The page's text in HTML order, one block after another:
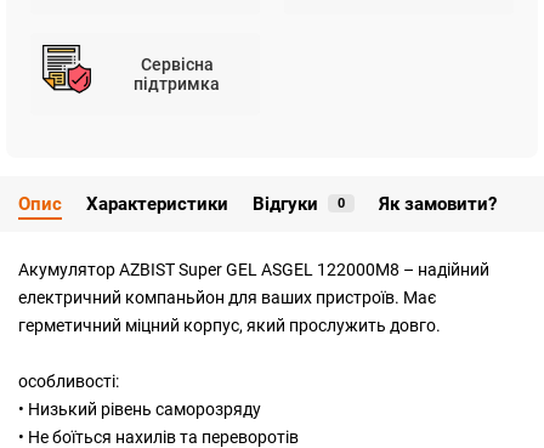
Сервісна
підтримка
Опис Характеристики Відгуки 0 Як замовити?
Акумулятор AZBIST Super GEL ASGEL 122000M8 – надійний
електричний компаньйон для ваших пристроїв. Має
герметичний міцний корпус, який прослужить довго.
особливості:
• Низький рівень саморозряду
• Не боїться нахилів та переворотів